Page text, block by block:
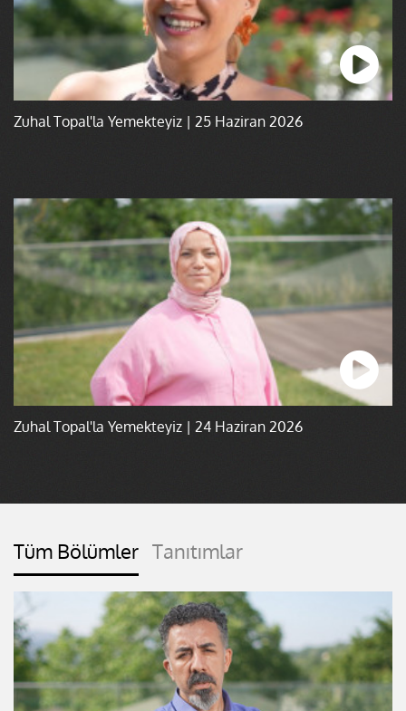
Zuhal Topal'la Yemekteyiz | 25 Haziran 2026
Zuhal Topal'la Yemekteyiz | 24 Haziran 2026
Tüm Bölümler Tanıtımlar